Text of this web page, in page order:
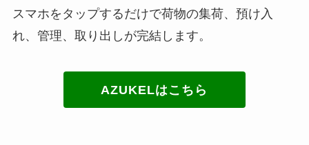
スマホをタップするだけで荷物の集荷、預け入
れ、管理、取り出しが完結します。
AZUKELはこちら